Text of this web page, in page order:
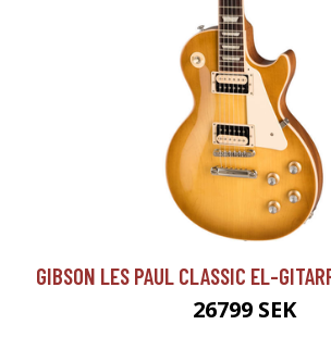
GIBSON LES PAUL CLASSIC EL-
26799 SEK